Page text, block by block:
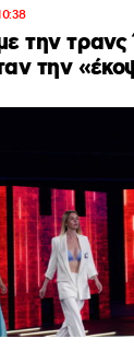
την
την